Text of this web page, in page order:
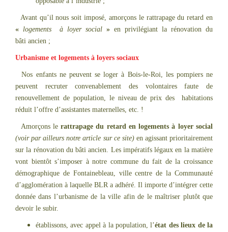
Avant qu’il nous soit imposé, amorçons le rattrapage du retard en
« logements à loyer social » en privilégiant la rénovation du
bâti ancien ;
Urbanisme et logements à loyers sociaux
Nos enfants ne peuvent se loger à Bois-le-Roi, les pompiers ne
peuvent recruter convenablement des volontaires faute de
renouvellement de population, le niveau de prix des habitations
réduit l’offre d’assistantes maternelles, etc. !
Amorçons lerattrapage du retard en logements à loyer social
(voir par ailleurs notre article sur ce site)en agissant prioritairement
sur la rénovation du bâti ancien. Les impératifs légaux en la matière
vont bientôt s’imposer à notre commune du fait de la croissance
démographique de Fontainebleau, ville centre de la Communauté
d’agglomération à laquelle BLR a adhéré. Il importe d’intégrer cette
donnée dans l’urbanisme de la ville afin de le maîtriser plutôt que
devoir le subir.
établissons, avec appel à la population, l’état des lieux de la